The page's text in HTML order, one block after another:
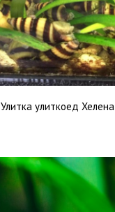
Улитка улиткоед Хелена